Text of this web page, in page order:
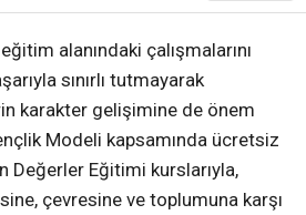
alanındaki çalışmalarını
sınırlı tutmayarak
karakter gelişimine de önem
Modeli kapsamında ücretsiz
Değerler Eğitimi kurslarıyla,
çevresine ve toplumuna karşı